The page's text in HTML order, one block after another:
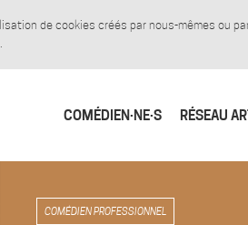
de cookies créés par nous-mêmes ou
.
COMÉDIEN·NE·S RÉSEAU
COMÉDIEN PROFESSIONNEL